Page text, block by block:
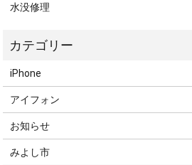
水没修理
iPhone
アイフォン
お知らせ
みよし市